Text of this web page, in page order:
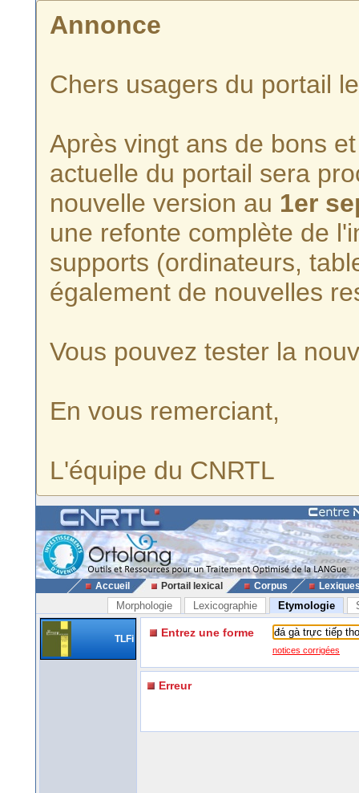
Annonce
Chers usagers du portail
Après vingt ans de bons
actuelle du portail sera
nouvelle version au 1er
une refonte complète de
supports (ordinateurs,
également de nouvelles
Vous pouvez tester la
En vous remerciant,
L'équipe du CNRTL
Accueil Portail lexical Corpus
Morphologie Lexicographie Etymologie
TLFi Entrez une forme
notices corrigées
Erreur